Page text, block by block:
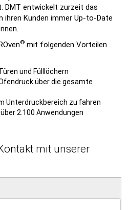
DMT entwickelt zurzeit das
ihren Kunden immer Up-to-Date
® mit folgenden Vorteilen
und Fülllöchern
über die gesamte
Unterdruckbereich zu fahren
2.100 Anwendungen
mit unserer